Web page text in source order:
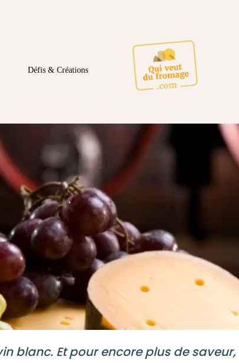
Défis & Créations
blanc. Et pour encore plus de saveur,